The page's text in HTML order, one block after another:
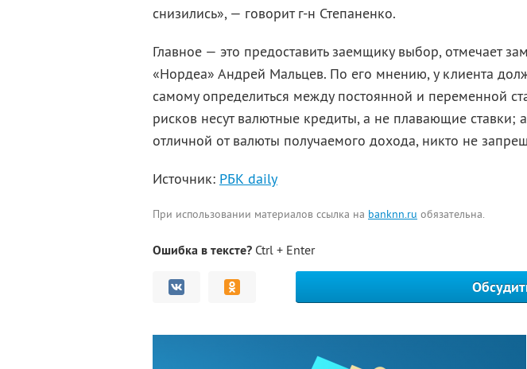
снизились», — говорит г-н Степаненко.
Главное — это предоставить заемщику выбор, отмечает
«Нордеа» Андрей Мальцев. По его мнению, у клиента
самому определиться между постоянной и переменной
рисков несут валютные кредиты, а не плавающие ставки;
отличной от валюты получаемого дохода, никто не
Источник: РБК daily
При использовании материалов ссылка на banknn.ru обязательна.
Ошибка в тексте? Ctrl + Enter